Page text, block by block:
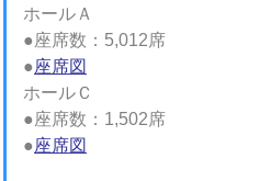
ホールＡ
●座席数：5,012席
●座席図
ホールＣ
●座席数：1,502席
●座席図